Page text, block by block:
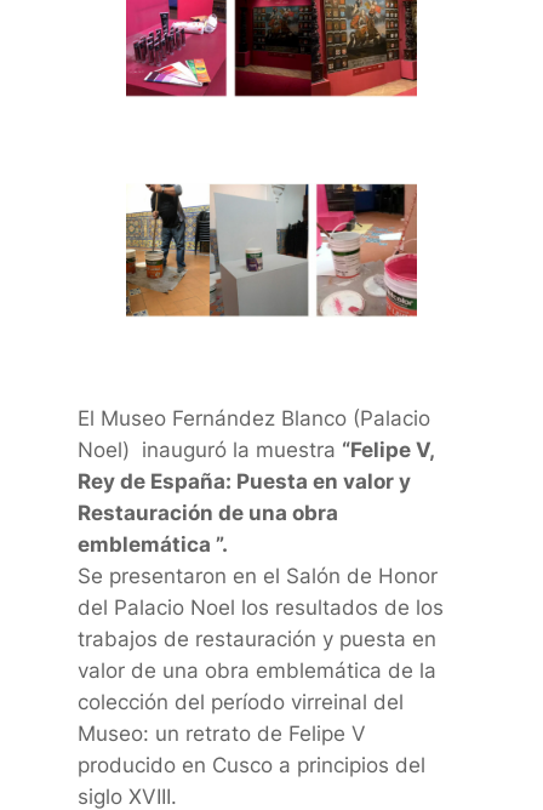
El Museo Fernández Blanco (Palacio
Noel) inauguró la muestra “Felipe V,
Rey de España: Puesta en valor y
Restauración de una obra
emblemática ”.
Se presentaron en el Salón de Honor
del Palacio Noel los resultados de los
trabajos de restauración y puesta en
valor de una obra emblemática de la
colección del período virreinal del
Museo: un retrato de Felipe V
producido en Cusco a principios del
siglo XVIII.